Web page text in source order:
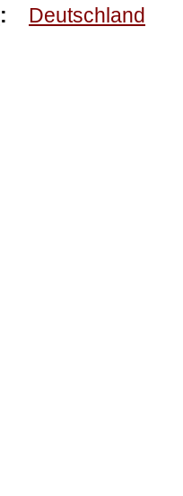
: Deutschland